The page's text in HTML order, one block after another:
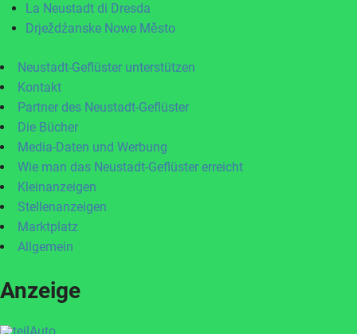
La Neustadt di Dresda
Drježdźanske Nowe Město
Neustadt-Geflüster unterstützen
Kontakt
Partner des Neustadt-Geflüster
Die Bücher
Media-Daten und Werbung
Wie man das Neustadt-Geflüster erreicht
Kleinanzeigen
Stellenanzeigen
Marktplatz
Allgemein
Anzeige